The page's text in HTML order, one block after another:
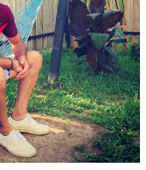
- რომი 1316.70 ლარიდან